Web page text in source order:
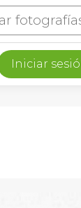
Iniciar